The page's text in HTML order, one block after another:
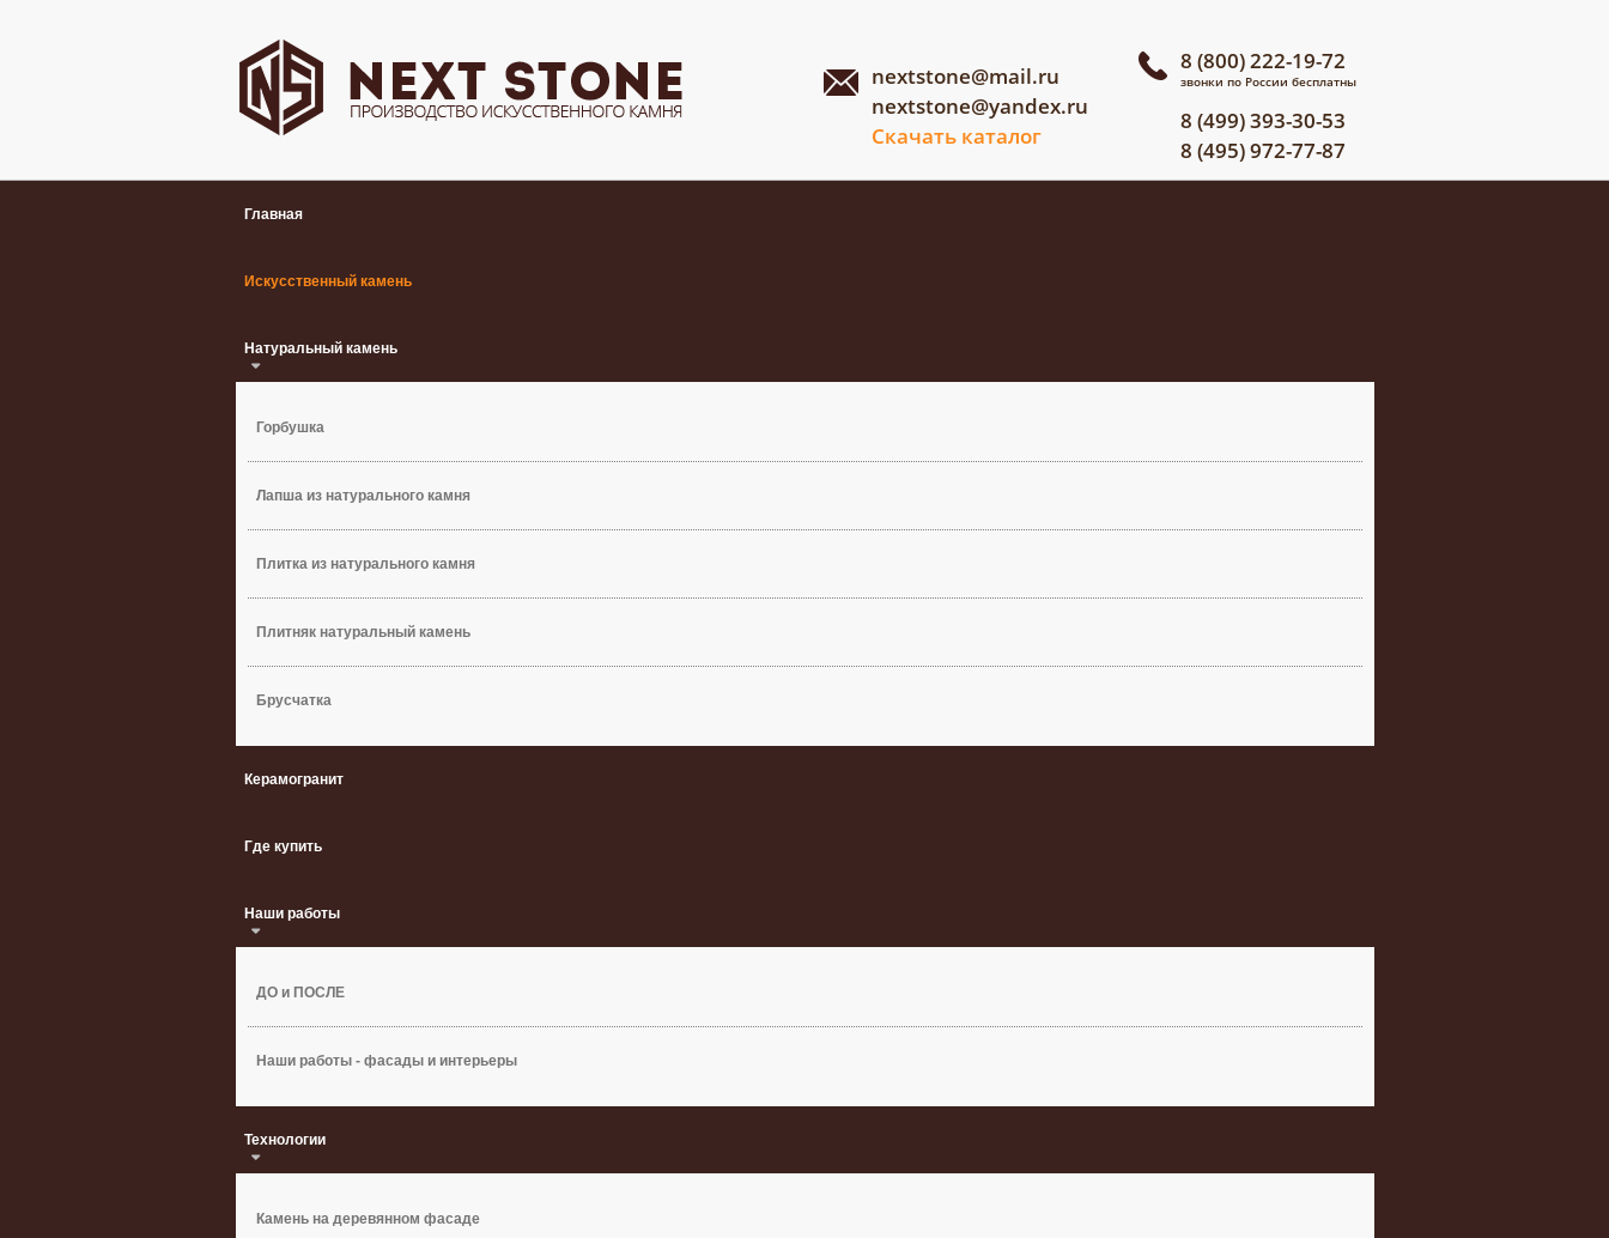
nextstone@mail.ru
nextstone@yandex.ru
Скачать каталог
8 (800) 222-19-72
звонки по России бесплатны
8 (499) 393-30-53
8 (495) 972-77-87
Главная
Искусственный камень
Натуральный камень
Горбушка
Лапша из натурального камня
Плитка из натурального камня
Плитняк натуральный камень
Брусчатка
Керамогранит
Где купить
Наши работы
ДО и ПОСЛЕ
Наши работы - фасады и интерьеры
Технологии
Камень на деревянном фасаде